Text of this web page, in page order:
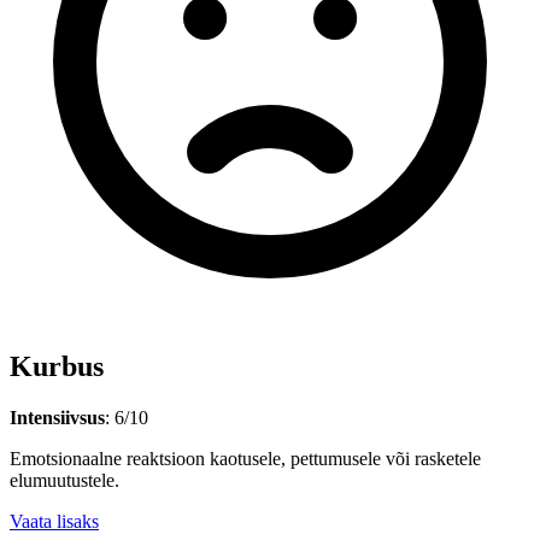
Kurbus
Intensiivsus: 6/10
Emotsionaalne reaktsioon kaotusele, pettumusele või rasketele
elumuutustele.
Vaata lisaks